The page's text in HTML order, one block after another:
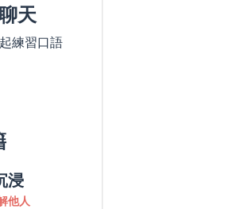
天
練習口語
浸
他人